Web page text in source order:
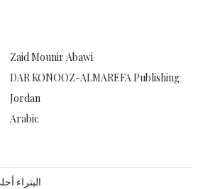
Zaid Mounir Abawi
DAR KONOOZ-ALMAREFA Publishing
Jordan
Arabic
البتراء